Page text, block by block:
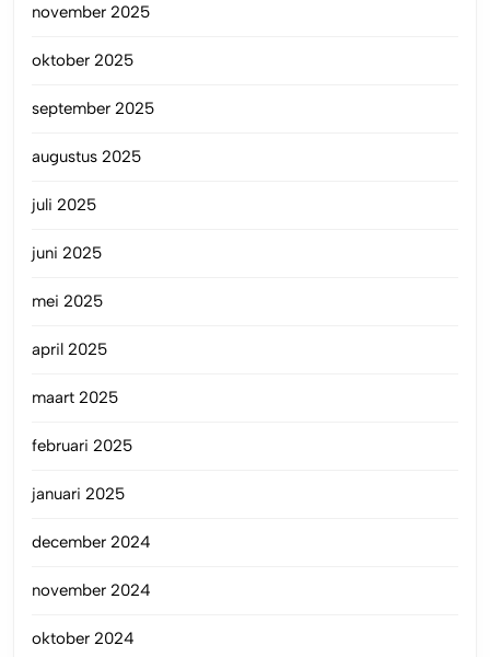
november 2025
oktober 2025
september 2025
augustus 2025
juli 2025
juni 2025
mei 2025
april 2025
maart 2025
februari 2025
januari 2025
december 2024
november 2024
oktober 2024